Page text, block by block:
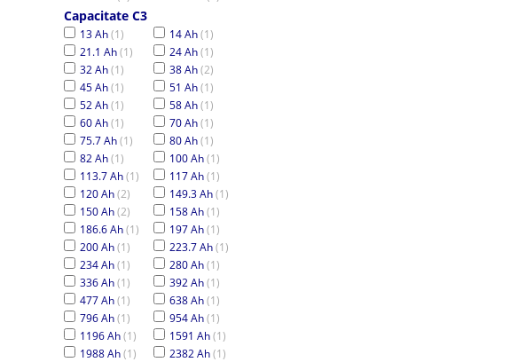
Capacitate C3
13 Ah(1) 14 Ah(1)
21.1 Ah(1) 24 Ah(1)
32 Ah(1) 38 Ah(2)
45 Ah(1) 51 Ah(1)
52 Ah(1) 58 Ah(1)
60 Ah(1) 70 Ah(1)
75.7 Ah(1) 80 Ah(1)
82 Ah(1) 100 Ah(1)
113.7 Ah(1) 117 Ah(1)
120 Ah(2) 149.3 Ah(1)
150 Ah(2) 158 Ah(1)
186.6 Ah(1) 197 Ah(1)
200 Ah(1) 223.7 Ah(1)
234 Ah(1) 280 Ah(1)
336 Ah(1) 392 Ah(1)
477 Ah(1) 638 Ah(1)
796 Ah(1) 954 Ah(1)
1196 Ah(1) 1591 Ah(1)
1988 Ah(1) 2382 Ah(1)